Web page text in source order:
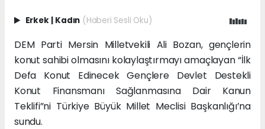
Erkek | Kadın (Haberi Sesli Oku)
DEM Parti Mersin Milletvekili Ali Bozan, gençlerin
konut sahibi olmasını kolaylaştırmayı amaçlayan “İlk
Defa Konut Edinecek Gençlere Devlet Destekli
Konut Finansmanı Sağlanmasına Dair Kanun
Teklifi”ni Türkiye Büyük Millet Meclisi Başkanlığı’na
sundu.